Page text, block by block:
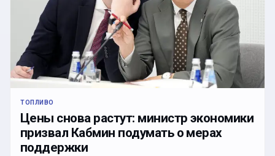
ТОПЛИВО
Цены снова растут: министр экономики
призвал Кабмин подумать о мерах
поддержки